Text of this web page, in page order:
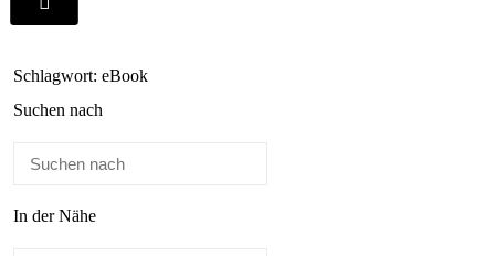
Schlagwort: eBook
Suchen nach
In der Nähe